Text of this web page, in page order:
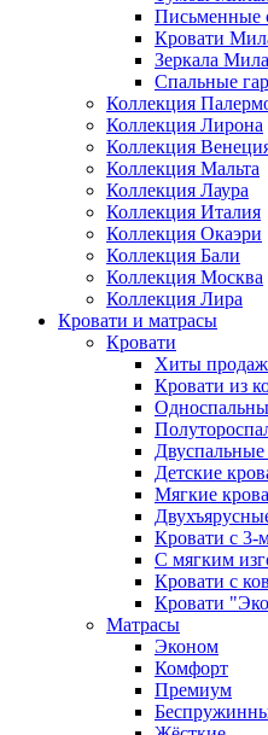
Письменные
Кровати
Зеркала
Спальные
Коллекция
Коллекция Лирона
Коллекция
Коллекция Мальта
Коллекция Лаура
Коллекция Италия
Коллекция Окаэри
Коллекция Бали
Коллекция Москва
Коллекция Лира
Кровати и матрасы
Кровати
Хиты продаж
Кровати из
Двуспальные
Детские
Мягкие
Кровати с 3-
С мягким
Кровати с
Кровати
Матрасы
Эконом
Комфорт
Премиум